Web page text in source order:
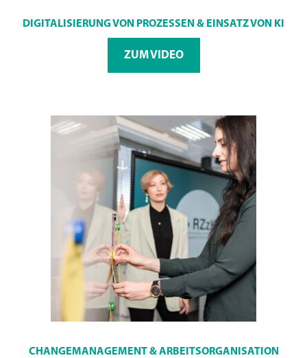
DIGITALISIERUNG VON PROZESSEN & EINSATZ VON KI
ZUM VIDEO
CHANGEMANAGEMENT & ARBEITSORGANISATION